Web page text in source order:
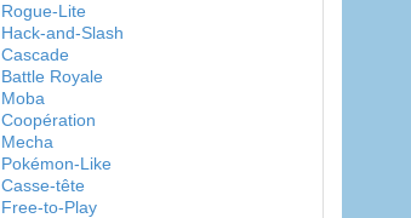
Rogue-Lite
Hack-and-Slash
Cascade
Battle Royale
Moba
Coopération
Mecha
Pokémon-Like
Casse-tête
Free-to-Play